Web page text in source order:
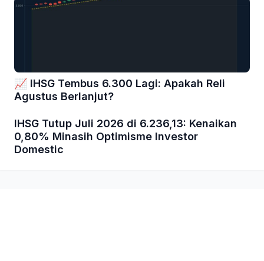
📈 IHSG Tembus 6.300 Lagi: Apakah Reli
Agustus Berlanjut?
IHSG Tutup Juli 2026 di 6.236,13: Kenaikan
0,80% Minasih Optimisme Investor
Domestic